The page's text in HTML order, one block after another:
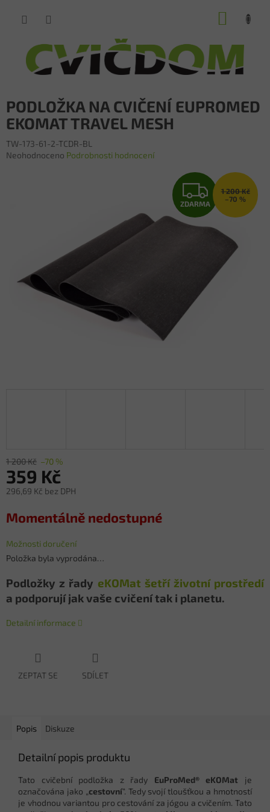
PODLOŽKA NA CVIČENÍ EUPROMED
EKOMAT TRAVEL MESH
TW-173-61-2-TCDR-BL
Průměrné
Neohodnoceno Podrobnosti hodnocení
Z
D
A
R
M
ZDARMA
1 200 Kč
–70 %
1 200 Kč –70 %
359 Kč
296,69 Kč bez DPH
cena:
Momentálně nedostupné
Možnosti doručení
Položka byla vyprodána…
Podložky z řady eKOMat šetří životní prostředí
a podporují jak vaše cvičení tak i planetu.
Detailní informace
ZEPTAT SE SDÍLET
Popis Diskuze
Detailní popis produktu
Tato cvičební podložka z řady EuProMed® eKOMat je
označována jako „cestovní“. Tedy svojí tloušťkou a hmotností
je vhodnou variantou pro cestování za jógou a cvičením. Tato